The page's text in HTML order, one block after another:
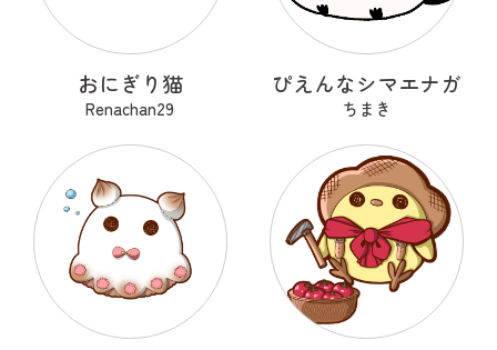
おにぎり猫
Renachan29
ぴえんなシマエナガ
ちまき